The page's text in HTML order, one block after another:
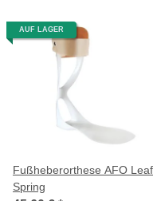
AUF LAGER
Fußheberorthese AFO Leaf
Spring